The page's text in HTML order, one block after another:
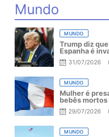
Mundo
MUNDO
Trump diz
Espanha é
31/07/2026
MUNDO
Mulher é
bebês
29/07/2026
MUNDO